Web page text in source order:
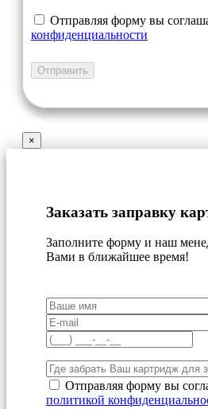
Отправляя форму вы
конфиденциальности
×
Заказать заправку
Заполните форму и наш
Вами в ближайшее время!
Отправляя форму вы
политикой